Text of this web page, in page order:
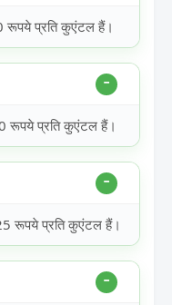
प्रति कुएंटल हैं।
रूपये प्रति कुएंटल हैं।
रूपये प्रति कुएंटल हैं।